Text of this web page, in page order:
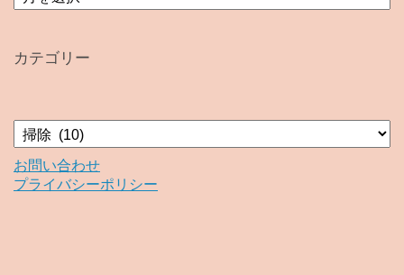
ー
ブ
カテゴリー
カ
テ
ゴ
リ
お問い合わせ
プライバシーポリシー